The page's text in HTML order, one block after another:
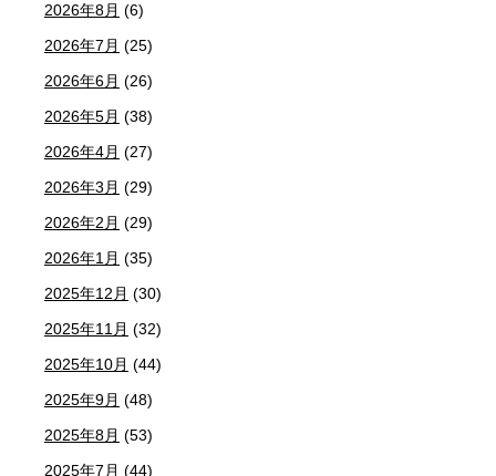
2026年8月 (6)
2026年7月 (25)
2026年6月 (26)
2026年5月 (38)
2026年4月 (27)
2026年3月 (29)
2026年2月 (29)
2026年1月 (35)
2025年12月 (30)
2025年11月 (32)
2025年10月 (44)
2025年9月 (48)
2025年8月 (53)
2025年7月 (44)